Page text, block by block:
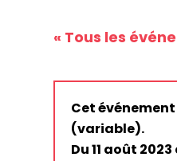
« Tous les
Cet
(variable).
Du 11 août